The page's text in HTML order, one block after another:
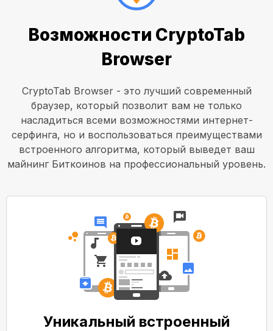
Возможности CryptoTab
Browser
CryptoTab Browser - это лучший современный
браузер, который позволит вам не только
насладиться всеми возможностями интернет-
серфинга, но и воспользоваться преимуществами
встроенного алгоритма, который выведет ваш
майнинг Биткоинов на профессиональный уровень.
Уникальный встроенный